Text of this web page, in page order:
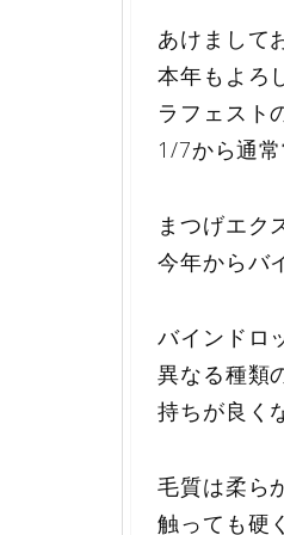
あけまして
本年もよろ
ラフェスト
1/7から通
まつげエク
今年からバ
バインドロ
異なる種類
持ちが良く
毛質は柔ら
触っても硬